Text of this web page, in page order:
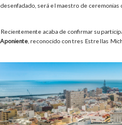
desenfadado, será el maestro de ceremonias
Recientemente acaba de confirmar su
Aponiente , reconocido con tres Estrellas